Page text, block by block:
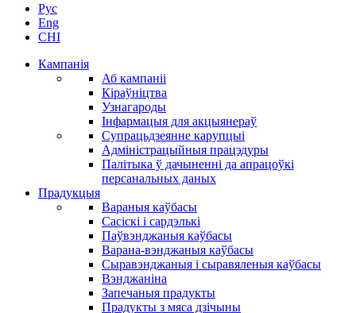
Рус
Eng
CHI
Кампанія
Аб кампаніі
Кіраўніцтва
Узнагароды
Інфармацыя для акцыянераў
Супрацьдзеянне карупцыі
Адміністрацыйныя працэдуры
Палітыка ў дачыненні да апрацоўкі
персанальных даных
Прадукцыя
Вараныя каўбасы
Сасіскі і сардэлькі
Паўвэнджаныя каўбасы
Варана-вэнджаныя каўбасы
Сыравэнджаныя і сыравяленыя каўбасы
Вэнджаніна
Запечаныя прадукты
Прадукты з мяса дзічыны